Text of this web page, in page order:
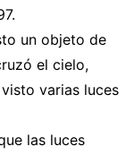
un objeto de
el cielo,
varias luces
las luces